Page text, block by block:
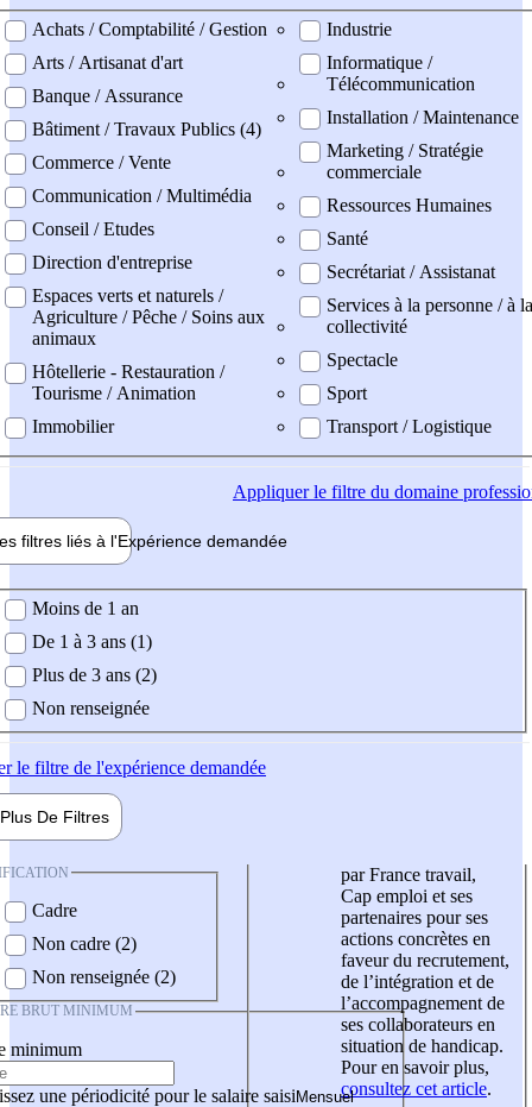
professionel
Achats / Comptabilité / Gestion
Arts / Artisanat d'art
Banque / Assurance
Bâtiment / Travaux Publics (4)
Commerce / Vente
Communication / Multimédia
Conseil / Etudes
Direction d'entreprise
Espaces verts et naturels /
Agriculture / Pêche / Soins aux
animaux
Hôtellerie - Restauration /
Tourisme / Animation
Immobilier
Industrie
Informatique /
Télécommunication
Installation / Maintenance
Marketing / Stratégie
commerciale
Ressources Humaines
Santé
Secrétariat / Assistanat
Services à la personne / à la
collectivité
Spectacle
Sport
Transport / Logistique
Appliquerle filtre du domaine
filtres liés à l'Expérience demandée
demandée
Moins de 1 an
De 1 à 3 ans (1)
Plus de 3 ans (2)
Non renseignée
le filtre de l'expérience demandée
Plus De Filtres
Cadre
Non cadre (2)
Non renseignée (2)
BRUT MINIMUM
minimum
une périodicité pour le salaire saisi
par France travail,
Cap emploi et ses
partenaires pour ses
actions concrètes en
faveur du recrutement,
de l’intégration et de
l’accompagnement de
ses collaborateurs en
situation de handicap.
Pour en savoir plus,
consultez cet article.